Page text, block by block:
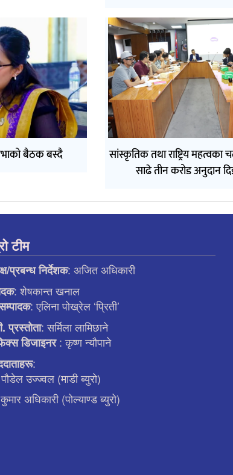
बैठक बस्दै
सांस्कृतिक तथा राष्ट्रिय महत्वका
साढे तीन करोड अनुदान
टीम
प्रबन्ध निर्देशक: अजित अधिकारी
: शेषकान्त खनाल
: एलिना पाेख्रेल ‘प्रिती’
प्रस्ताेता: सर्मिला लामिछाने
डिजाइनर: कृष्ण न्याैपाने
:
उज्ज्वल (माडी ब्युरो)
अधिकारी (पोल्याण्ड ब्युरो)